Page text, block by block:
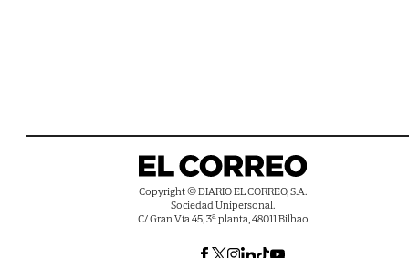
Copyright © DIARIO EL CORREO, S.A.
Sociedad Unipersonal.
C/ Gran Vía 45, 3ª planta, 48011 Bilbao